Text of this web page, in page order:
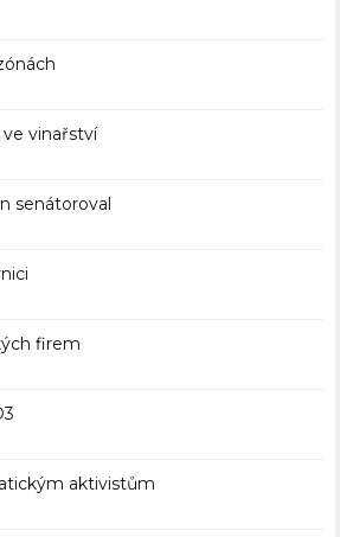
vinařství
senátoroval
firem
aktivistům